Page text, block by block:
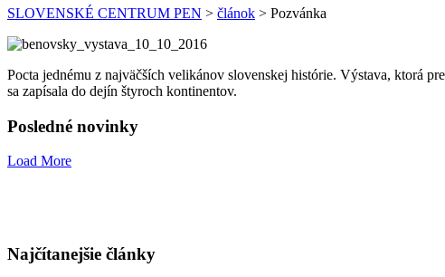
SLOVENSKÉ CENTRUM PEN > článok > Pozvánka
Pocta jednému z najväčších velikánov slovenskej histórie. Výstava, ktorá
sa zapísala do dejín štyroch kontinentov.
Posledné novinky
Load More
Najčítanejšie články